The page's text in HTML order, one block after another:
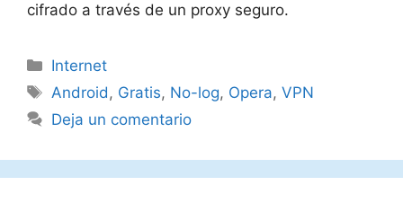
cifrado a través de un proxy seguro.
Categorías
Internet
Etiquetas
Android, Gratis, No-log, Opera,VPN
Deja un comentario